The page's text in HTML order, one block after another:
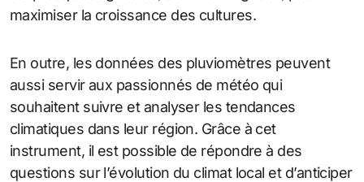
maximiser la croissance des cultures.
En outre, les données des pluviomètres peuvent
aussi servir aux passionnés de météo qui
souhaitent suivre et analyser les tendances
climatiques dans leur région. Grâce à cet
instrument, il est possible de répondre à des
questions sur l’évolution du climat local et d’anticiper